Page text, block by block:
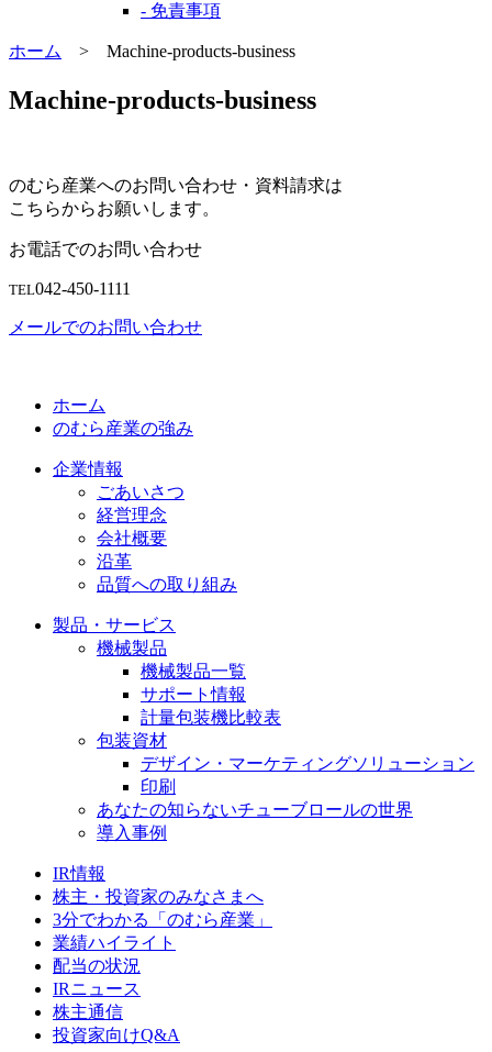
- 免責事項
ホーム > Machine-products-business
Machine-products-business
のむら産業へのお問い合わせ・資料請求は
こちらからお願いします。
お電話でのお問い合わせ
TEL042-450-1111
メールでのお問い合わせ
ホーム
のむら産業の強み
企業情報
ごあいさつ
経営理念
会社概要
沿革
品質への取り組み
製品・サービス
機械製品
機械製品一覧
サポート情報
計量包装機比較表
包装資材
デザイン・マーケティングソリューション
印刷
あなたの知らないチューブロールの世界
導入事例
IR情報
株主・投資家のみなさまへ
3分でわかる「のむら産業」
業績ハイライト
配当の状況
IRニュース
株主通信
投資家向けQ&A